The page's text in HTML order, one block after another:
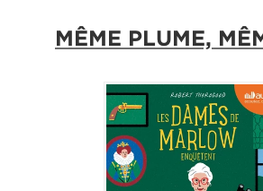
MÊME PLUME,